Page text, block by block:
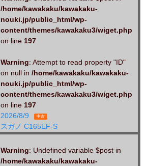
/home/kawakaku/kawakaku-
nouki.jp/public_html/wp-
content/themes/kawakaku3/wiget.php
on line 197
Warning: Attempt to read property "ID"
on null in /home/kawakaku/kawakaku-
nouki.jp/public_html/wp-
content/themes/kawakaku3/wiget.php
on line 197
2026/8/9
中古
スガノ C165EF-S
Warning: Undefined variable $post in
/home/kawakaku/kawakaku-